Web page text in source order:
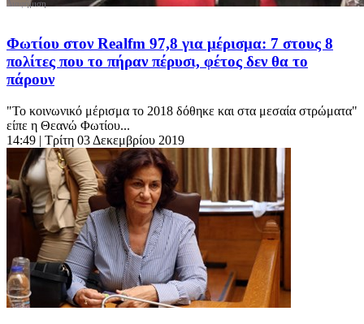
Φωτίου στον Realfm 97,8 για μέρισμα: 7 στους 8
πολίτες που το πήραν πέρυσι, φέτος δεν θα το
πάρουν
"Το κοινωνικό μέρισμα το 2018 δόθηκε και στα μεσαία στρώματα"
είπε η Θεανώ Φωτίου...
14:49 | Τρίτη 03 Δεκεμβρίου 2019